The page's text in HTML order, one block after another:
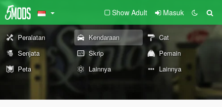
Show Adult Masuk
Peralatan Kendaraan
Cat
Senjata
Skrip
Pemain
Peta
Lainnya Lainnya